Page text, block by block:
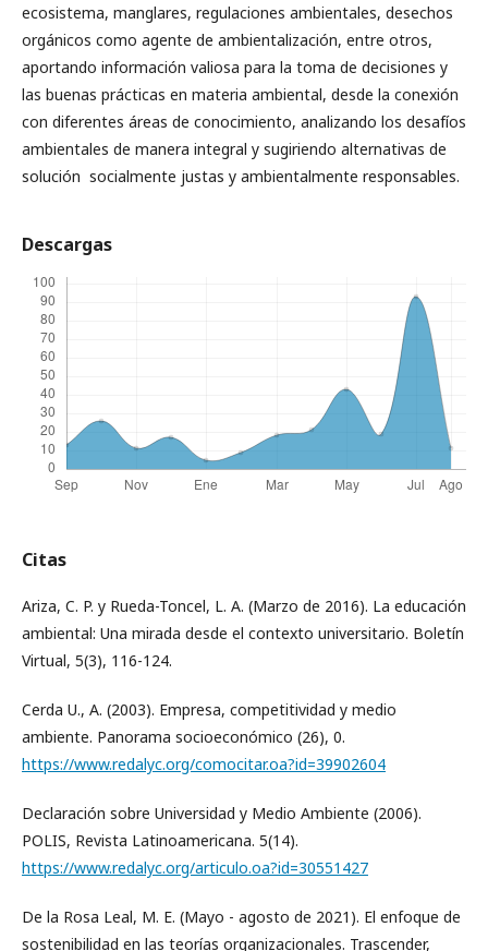
ecosistema, manglares, regulaciones ambientales, desechos
orgánicos como agente de ambientalización, entre otros,
aportando información valiosa para la toma de decisiones y
las buenas prácticas en materia ambiental, desde la conexión
con diferentes áreas de conocimiento, analizando los desafíos
ambientales de manera integral y sugiriendo alternativas de
solución socialmente justas y ambientalmente responsables.
Descargas
Citas
Ariza, C. P. y Rueda-Toncel, L. A. (Marzo de 2016). La educación
ambiental: Una mirada desde el contexto universitario. Boletín
Virtual, 5(3), 116-124.
Cerda U., A. (2003). Empresa, competitividad y medio
ambiente. Panorama socioeconómico (26), 0.
https://www.redalyc.org/comocitar.oa?id=39902604
Declaración sobre Universidad y Medio Ambiente (2006).
POLIS, Revista Latinoamericana. 5(14).
https://www.redalyc.org/articulo.oa?id=30551427
De la Rosa Leal, M. E. (Mayo - agosto de 2021). El enfoque de
sostenibilidad en las teorías organizacionales. Trascender,